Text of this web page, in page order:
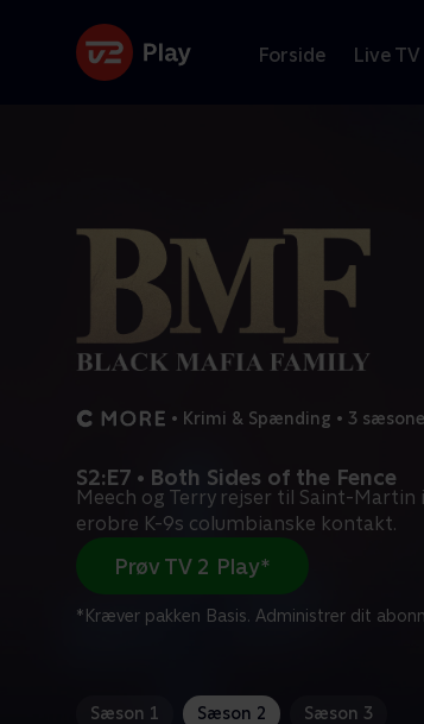
Forside Live TV
• Krimi & Spænding • 3
S2:E7 • Both Sides of the Fence
Meech og Terry rejser til Saint-
erobre K-9s columbianske kontakt.
Prøv TV 2 Play*
*Kræver pakken Basis. Administrer dit
Sæson 1 Sæson 2 Sæson 3